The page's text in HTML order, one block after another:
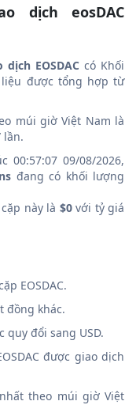
dịch eosDAC
EOSDAC có Khối
được tổng hợp từ
múi giờ Việt Nam là
lần.
09/08/2026,
đang có khối lượng
này là $0với tỷ giá
EOSDAC.
đồng khác.
quy đổi sang USD.
được giao dịch
theo múi giờ Việt